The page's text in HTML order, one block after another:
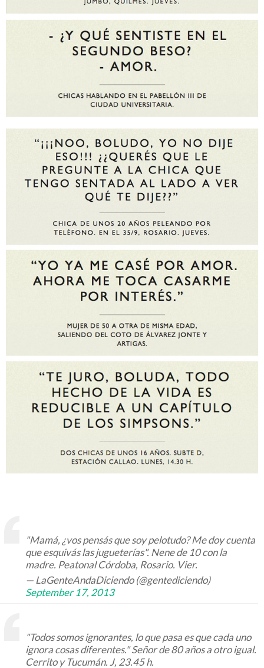
"Mamá, ¿vos pensás que soy pelotudo? Me doy cuenta
que esquivás las jugueterías". Nene de 10 con la
madre. Peatonal Córdoba, Rosario. Vier.
— LaGenteAndaDiciendo (@gentediciendo)
September 17, 2013
"Todos somos ignorantes, lo que pasa es que cada uno
ignora cosas diferentes." Señor de 80 años a otro igual.
Cerrito y Tucumán. J, 23.45 h.